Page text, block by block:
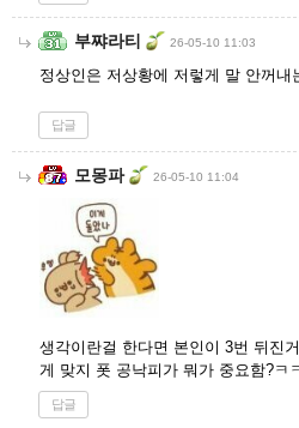
부쨔라티 26-05-10 11:03
정상인은 저상황에 저렇게 말 안꺼내
답글
모몽파 26-05-10 11:04
생각이란걸 한다면 본인이 3번 뒤진
게 맞지 폿 공낙피가 뭐가 중요함?ㅋ
답글